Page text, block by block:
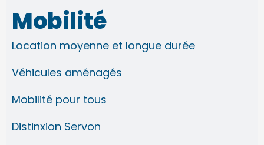
t
a
g
a
e
b
o
k
f
k
e
d
n
i
n
t
u
b
Mobilité
Location moyenne et longue durée
Véhicules aménagés
Mobilité pour tous
Distinxion Servon